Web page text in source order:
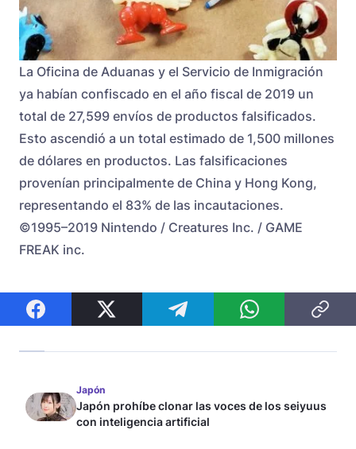
La Oficina de Aduanas y el Servicio de Inmigración
ya habían confiscado en el año fiscal de 2019 un
total de 27,599 envíos de productos falsificados.
Esto ascendió a un total estimado de 1,500 millones
de dólares en productos. Las falsificaciones
provenían principalmente de China y Hong Kong,
representando el 83% de las incautaciones.
©1995–2019 Nintendo / Creatures Inc. / GAME
FREAK inc.
Japón
Japón prohíbe clonar las voces de los seiyuus
con inteligencia artificial